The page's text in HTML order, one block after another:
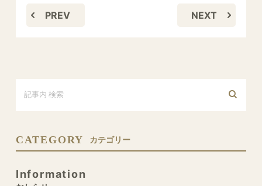
PREV NEXT
CATEGORY カテゴリー
Information